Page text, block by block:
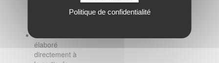
par le tissage
élaboré
directement à
Politique de confidentialité